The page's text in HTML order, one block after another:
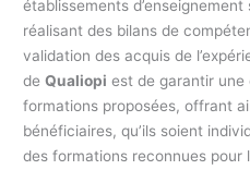
établissements
réalisant des bilans de
validation des acquis de
deQualiopi est de garantir une
formations proposées, offrant
bénéficiaires, qu’ils soient
des formations reconnues pour